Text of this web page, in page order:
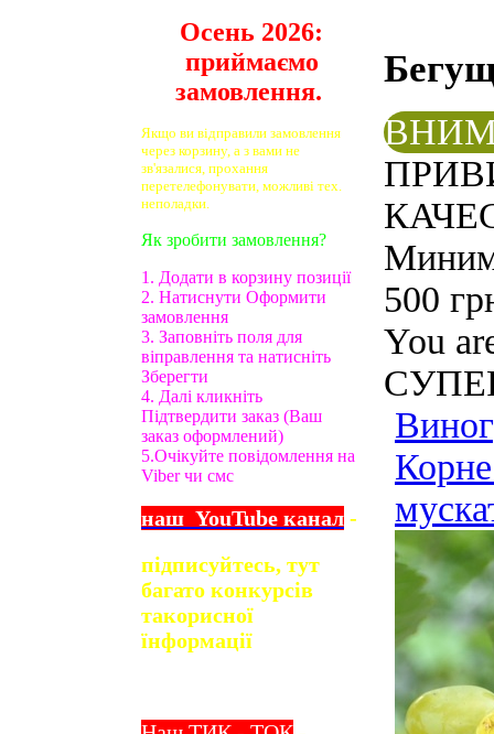
Осень 2026:
приймаємо
замовлення.
Якщо ви відправили замовлення
через корзину, а з вами не
зв'язалися, прохання
перетелефонувати, можливі тех.
неполадки.
Як зробити замовлення?
1. Додати в корзину позиції
2. Натиснути Оформити
замовлення
3. Заповніть поля для
віправлення та натисніть
Зберегти
4. Далі кликніть
Підтвердити заказ (Ваш
заказ оформлений)
5.Очікуйте повідомлення на
Viber чи смс
наш YouTube канал -
підписуйтесь, тут
багато конкурсів
такорисної
їнформації
500
You